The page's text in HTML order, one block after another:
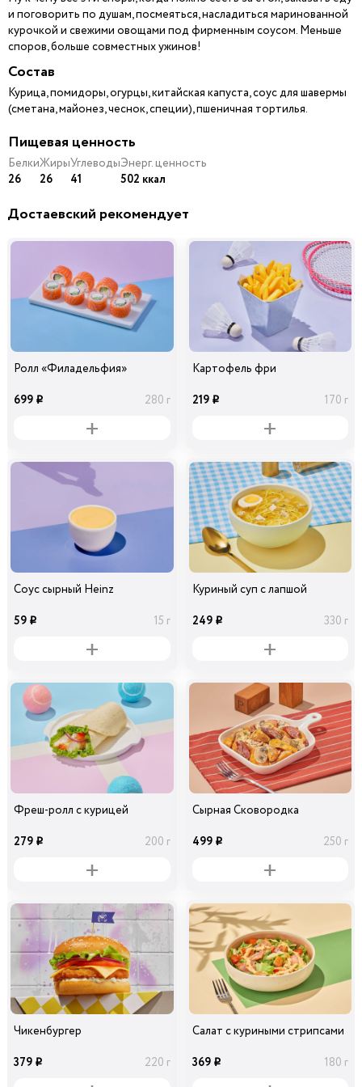
и поговорить по душам, посмеяться, насладиться маринованной
курочкой и свежими овощами под фирменным соусом. Меньше
споров, больше совместных ужинов!
Состав
Курица, помидоры, огурцы, китайская капуста, соус для шавермы
(сметана, майонез, чеснок, специи), пшеничная тортилья.
Пищевая ценность
Белки
26
Жиры
26
Углеводы
41
Энерг. ценность
502 ккал
Достаевский рекомендует
Ролл «Филадельфия»
699 i 280 г
Картофель фри
219 i 170 г
Соус сырный Heinz
59 i 15 г
Куриный суп с лапшой
249 i 330 г
Фреш-ролл с курицей
279 i 200 г
Сырная Сковородка
499 i 250 г
Чикенбургер
379 i 220 г
Салат с куриными стрипсами
369 i 180 г